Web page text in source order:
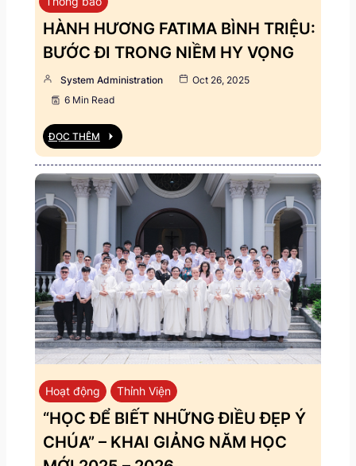
HÀNH HƯƠNG FATIMA BÌNH TRIỆU:
BƯỚC ĐI TRONG NIỀM HY VỌNG
System Administration
Oct 26, 2025
6 Min Read
ĐỌC THÊM
Hoạt động Thỉnh Viện
“HỌC ĐỂ BIẾT NHỮNG ĐIỀU ĐẸP Ý
CHÚA” – KHAI GIẢNG NĂM HỌC